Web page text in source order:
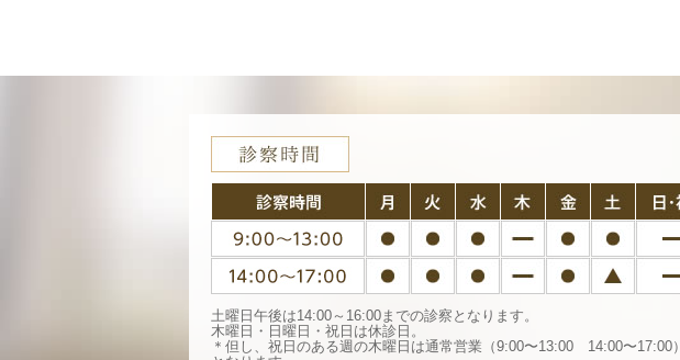
土曜日午後は14:00～16:00までの診察となります。
木曜日・日曜日・祝日は休診日。
＊但し、祝日のある週の木曜日は通常営業（9:00〜13:00 14:00〜17:00）